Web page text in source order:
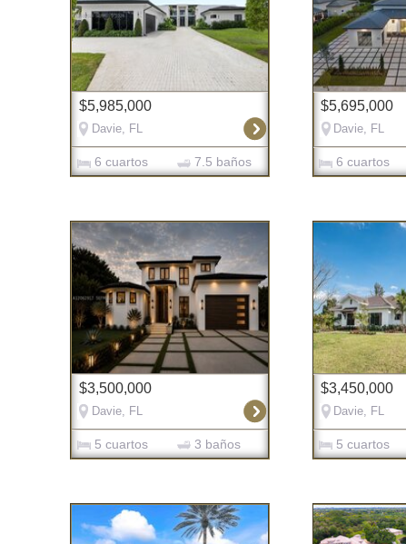
$5,985,000
Davie, FL
6 cuartos 7.5 baños
$5,695,000
Davie, FL
6 cuartos
$3,500,000
Davie, FL
5 cuartos 3 baños
$3,450,000
Davie, FL
5 cuartos